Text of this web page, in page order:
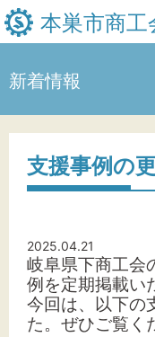
本巣市商工
事
本
新着情報
支援事例の
2025.04.21
岐阜県下商工会
例を定期掲載い
今回は、以下の
た。 ぜひご覧く